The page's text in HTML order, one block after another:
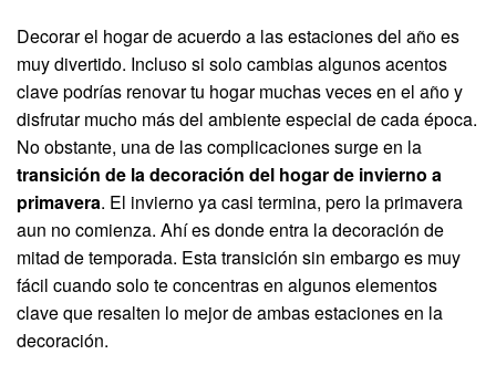
Decorar el hogar de acuerdo a las estaciones del año es
muy divertido. Incluso si solo cambias algunos acentos
clave podrías renovar tu hogar muchas veces en el año y
disfrutar mucho más del ambiente especial de cada época.
No obstante, una de las complicaciones surge en la
transición de la decoración del hogar de invierno a
primavera. El invierno ya casi termina, pero la primavera
aun no comienza. Ahí es donde entra la decoración de
mitad de temporada. Esta transición sin embargo es muy
fácil cuando solo te concentras en algunos elementos
clave que resalten lo mejor de ambas estaciones en la
decoración.